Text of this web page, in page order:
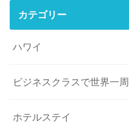
カテゴリー
ハワイ
ビジネスクラスで世界一周
ホテルステイ